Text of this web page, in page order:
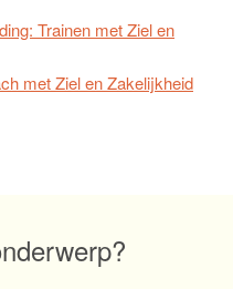
Trainen met Ziel en
met Ziel en Zakelijkheid